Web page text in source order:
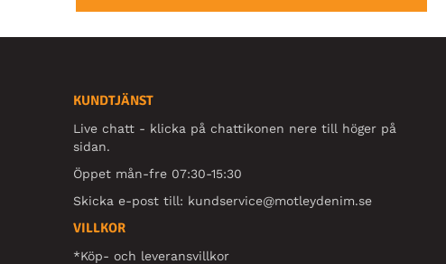
KUNDTJÄNST
Live chatt - klicka på chattikonen nere till höger på
sidan.
Öppet mån-fre 07:30-15:30
Skicka e-post till: kundservice@motleydenim.se
VILLKOR
*Köp- och leveransvillkor